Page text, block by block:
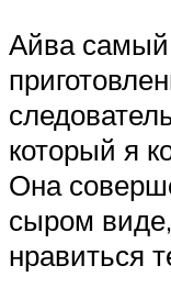
Айва
который я
Она
сыром
нравиться